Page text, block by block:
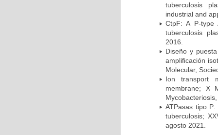
tuberculosis
industrial and
CtpF: A P-type
tuberculosis
2016.
Diseño y
amplificación
Molecular,
Ion transport
membrane; X
ATPasas tipo
tuberculosis;
agosto 2021.